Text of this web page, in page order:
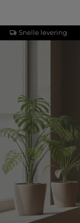
Snelle levering